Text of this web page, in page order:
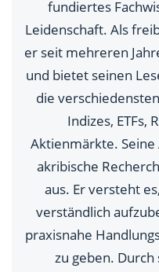
fundiertes
Leidenschaft. Als
er seit mehreren
und bietet seinen
die
Indizes, ETFs,
Aktienmärkte.
akribische
aus. Er versteht
verständlich
praxisnahe
zu geben.